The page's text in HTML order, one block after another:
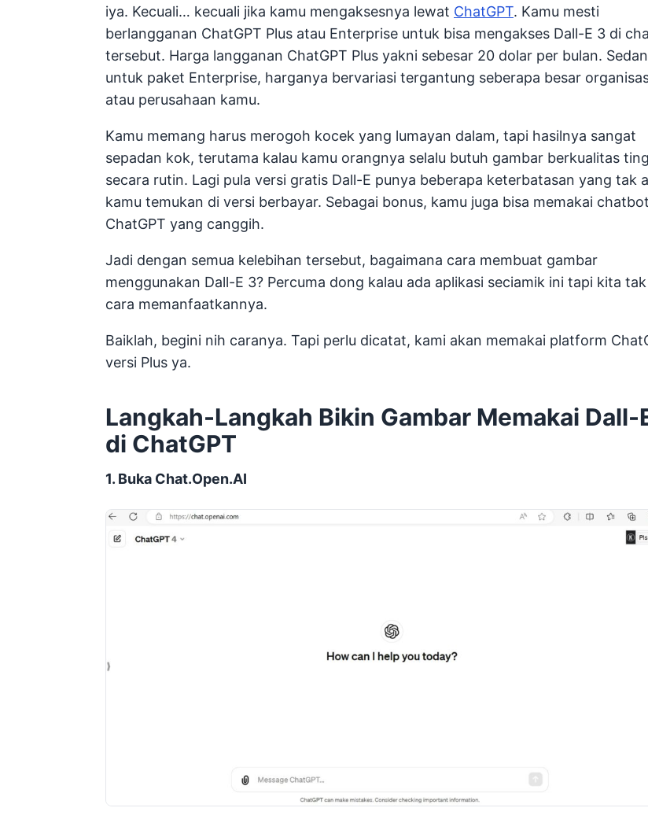
iya. Kecuali… kecuali jika kamu mengaksesnya lewat ChatGPT. Kamu mesti
berlangganan ChatGPT Plus atau Enterprise untuk bisa mengakses Dall-E 3 di
tersebut. Harga langganan ChatGPT Plus yakni sebesar 20 dolar per bulan.
untuk paket Enterprise, harganya bervariasi tergantung seberapa besar
atau perusahaan kamu.
Kamu memang harus merogoh kocek yang lumayan dalam, tapi hasilnya sangat
sepadan kok, terutama kalau kamu orangnya selalu butuh gambar berkualitas
secara rutin. Lagi pula versi gratis Dall-E punya beberapa keterbatasan yang tak
kamu temukan di versi berbayar. Sebagai bonus, kamu juga bisa memakai chatbot
ChatGPT yang canggih.
Jadi dengan semua kelebihan tersebut, bagaimana cara membuat gambar
menggunakan Dall-E 3? Percuma dong kalau ada aplikasi seciamik ini tapi kita
cara memanfaatkannya.
Baiklah, begini nih caranya. Tapi perlu dicatat, kami akan memakai platform
versi Plus ya.
Langkah-Langkah Bikin Gambar Memakai Dall-
di ChatGPT
1. Buka Chat.Open.AI